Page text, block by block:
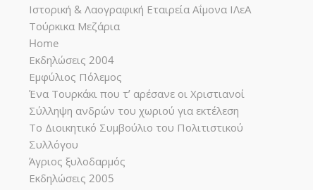
Ιστορική & Λαογραφική Εταιρεία Αΐμονα ΙΛεΑ
Τούρκικα Μεζάρια
Home
Εκδηλώσεις 2004
Εμφύλιος Πόλεμος
Ένα Τουρκάκι που τ’ αρέσανε οι Χριστιανοί
Σύλληψη ανδρών του χωριού για εκτέλεση
Το Διοικητικό Συμβούλιο του Πολιτιστικού
Συλλόγου
Άγριος ξυλοδαρμός
Εκδηλώσεις 2005